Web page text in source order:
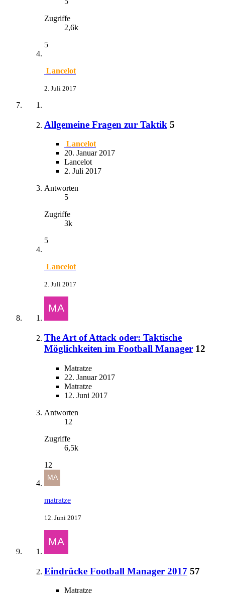
Zugriffe
2,6k
5
Lancelot
2. Juli 2017
Allgemeine Fragen zur Taktik 5
Lancelot
20. Januar 2017
Lancelot
2. Juli 2017
Antworten
5
Zugriffe
3k
5
Lancelot
2. Juli 2017
The Art of Attack oder: Taktische
Möglichkeiten im Football Manager 12
Matratze
22. Januar 2017
Matratze
12. Juni 2017
Antworten
12
Zugriffe
6,5k
12
matratze
12. Juni 2017
Eindrücke Football Manager 2017 57
Matratze